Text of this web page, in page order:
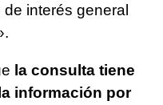
interés general
la consulta tiene
información por